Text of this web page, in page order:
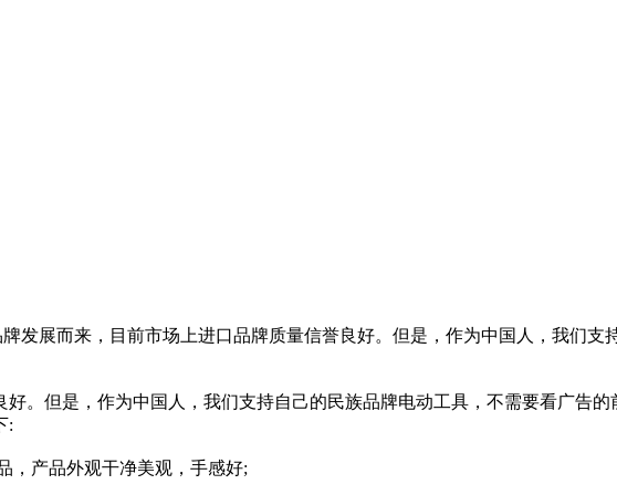
发展而来，目前市场上进口品牌质量信誉良好。但是，作为中国人，我们支
。但是，作为中国人，我们支持自己的民族品牌电动工具，不需要看广告
:
，产品外观干净美观，手感好;